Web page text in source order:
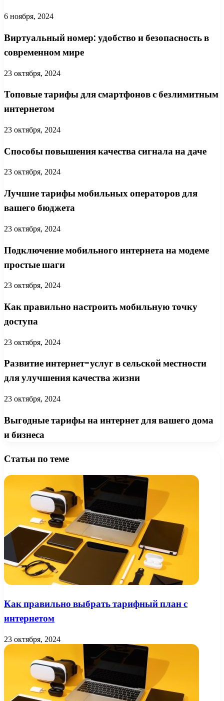
6 ноября, 2024
Виртуальный номер: удобство и безопасность в
современном мире
23 октября, 2024
Топовые тарифы для смартфонов с безлимитным
интернетом
23 октября, 2024
Способы повышения качества сигнала на даче
23 октября, 2024
Лучшие тарифы мобильных операторов для
вашего бюджета
23 октября, 2024
Подключение мобильного интернета на модеме
простые шаги
23 октября, 2024
Как правильно настроить мобильную точку
доступа
23 октября, 2024
Развитие интернет-услуг в сельской местности
для улучшения качества жизни
23 октября, 2024
Выгодные тарифы на интернет для вашего дома
и бизнеса
Статьи по теме
Как правильно выбрать тарифный план с
интернетом
23 октября, 2024